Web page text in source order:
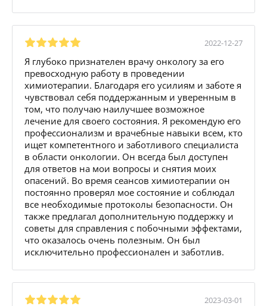
2022-12-27
Я глубоко признателен врачу онкологу за его
превосходную работу в проведении
химиотерапии. Благодаря его усилиям и заботе я
чувствовал себя поддержанным и уверенным в
том, что получаю наилучшее возможное
лечение для своего состояния. Я рекомендую его
профессионализм и врачебные навыки всем, кто
ищет компетентного и заботливого специалиста
в области онкологии. Он всегда был доступен
для ответов на мои вопросы и снятия моих
опасений. Во время сеансов химиотерапии он
постоянно проверял мое состояние и соблюдал
все необходимые протоколы безопасности. Он
также предлагал дополнительную поддержку и
советы для справления с побочными эффектами,
что оказалось очень полезным. Он был
исключительно профессионален и заботлив.
2023-03-01